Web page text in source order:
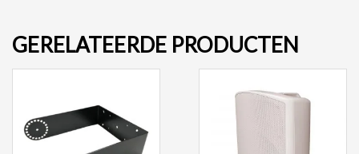
GERELATEERDE PRODUCTEN